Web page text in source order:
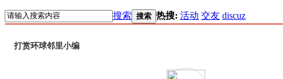
搜索 搜索 热搜: 活动 交友 discuz
打赏环球邻里小编